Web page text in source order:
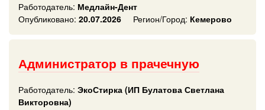
Работодатель: Медлайн-Дент
Опубликовано: 20.07.2026 Регион/Город: Кемерово
Администратор в прачечную
Работодатель: ЭкоСтирка (ИП Булатова Светлана
Викторовна)